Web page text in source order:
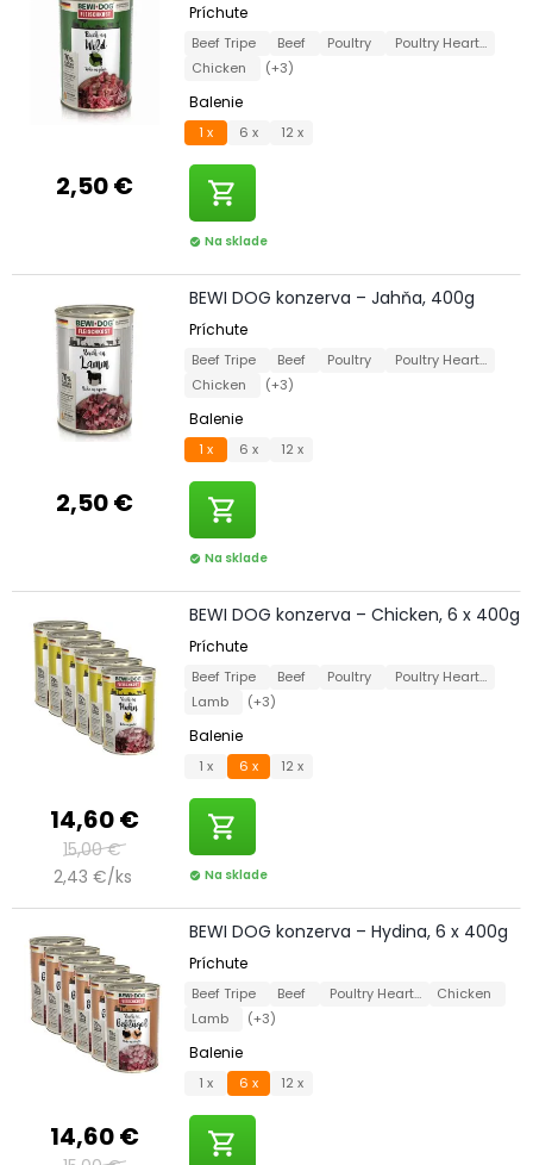
2,50 €
Príchute
Beef Tripe Beef Poultry
Poultry Hearts
Chicken
(+3)
Balenie
1 x 6 x 12 x
shopping_cart
check_circle Na sklade
2,50 €
BEWI DOG konzerva – Jahňa, 400g
Príchute
Beef Tripe Beef Poultry
Poultry Hearts
Chicken
(+3)
Balenie
1 x 6 x 12 x
shopping_cart
check_circle Na sklade
14,60 €
15,00 €
2,43 €/ks
BEWI DOG konzerva – Chicken, 6 x 400g
Príchute
Beef Tripe Beef Poultry
Poultry Hearts
Lamb
(+3)
Balenie
1 x 6 x 12 x
shopping_cart
check_circle Na sklade
14,60 €
BEWI DOG konzerva – Hydina, 6 x 400g
Príchute
Beef Tripe Beef Poultry Hearts
Chicken
Lamb
(+3)
Balenie
1 x 6 x 12 x
shopping_cart